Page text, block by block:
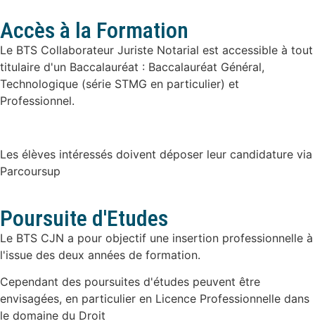
Accès à la Formation
Le BTS Collaborateur Juriste Notarial est accessible à tout
titulaire d'un Baccalauréat : Baccalauréat Général,
Technologique (série STMG en particulier) et
Professionnel.
Les élèves intéressés doivent déposer leur candidature via
Parcoursup
Poursuite d'Etudes
Le BTS CJN a pour objectif une insertion professionnelle à
l'issue des deux années de formation.
Cependant des poursuites d'études peuvent être
envisagées, en particulier en Licence Professionnelle dans
le domaine du Droit